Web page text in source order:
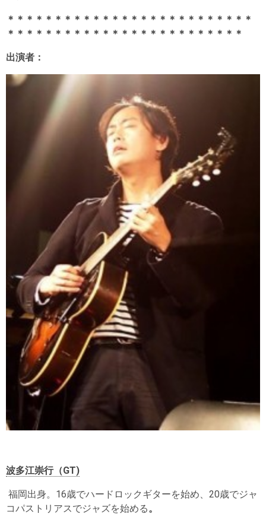
＊＊＊＊＊＊＊＊＊＊＊＊＊＊＊＊＊＊＊＊＊＊＊＊＊＊
＊＊＊＊＊＊＊＊＊＊＊＊＊＊＊＊＊＊＊＊＊＊＊＊＊
出演者：
波多江崇行（GT)
福岡出身。16歳でハードロックギターを始め、20歳でジャ
コパストリアスでジャズを始める。